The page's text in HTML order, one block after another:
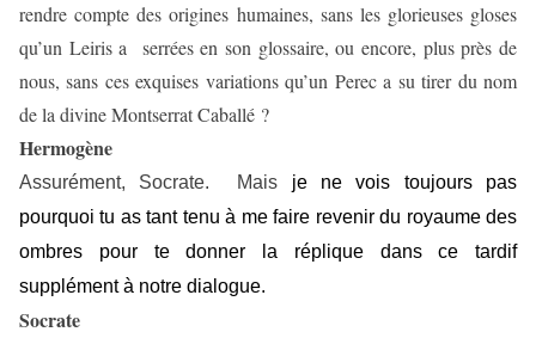
rendre compte des origines humaines, sans les glorieuses gloses
qu’un Leiris a
serrées en son glossaire, ou encore, plus près de
nous, sans ces exquises variations qu’un Perec a su tirer du nom
de la divine Montserrat Caballé ?
Hermogène
Assurément, Socrate. Mais je ne vois toujours pas
pourquoi tu as tant tenu à me faire revenir du royaume des
ombres pour te donner la réplique dans ce tardif
supplément à notre dialogue.
Socrate